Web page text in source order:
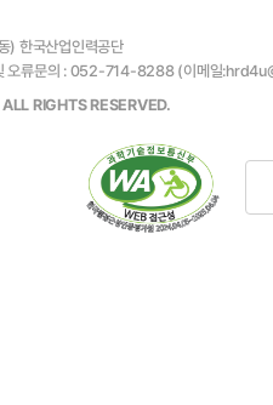
한국산업인력공단
류문의 : 052-714-8288 (이메일
RIGHTS RESERVED.